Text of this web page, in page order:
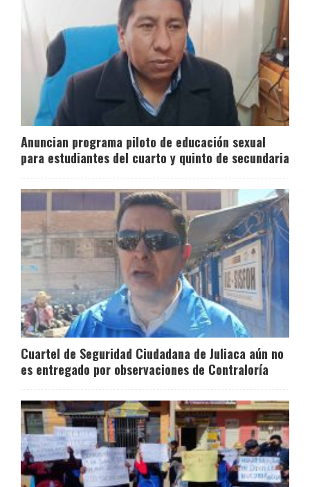
Anuncian programa piloto de educación sexual
para estudiantes del cuarto y quinto de secundaria
Cuartel de Seguridad Ciudadana de Juliaca aún no
es entregado por observaciones de Contraloría